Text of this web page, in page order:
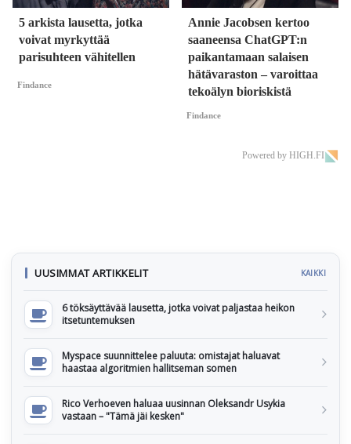
5 arkista lausetta, jotka
voivat myrkyttää
parisuhteen vähitellen
Findance
Annie Jacobsen kertoo
saaneensa ChatGPT:n
paikantamaan salaisen
hätävaraston – varoittaa
tekoälyn bioriskistä
Findance
Powered by HIGH.FI
UUSIMMAT ARTIKKELIT KAIKKI
6 töksäyttävää lausetta, jotka voivat paljastaa heikon
itsetuntemuksen
Myspace suunnittelee paluuta: omistajat haluavat
haastaa algoritmien hallitseman somen
Rico Verhoeven haluaa uusinnan Oleksandr Usykia
vastaan – "Tämä jäi kesken"